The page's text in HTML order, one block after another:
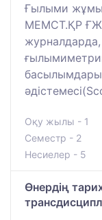
Ғылыми
МЕМСТ.ҚР
Оқу жылы - 1
Семестр - 2
Несиелер - 5
Өнердің